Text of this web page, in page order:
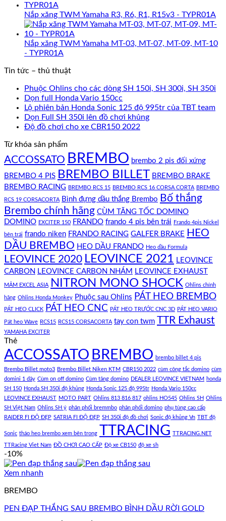
Nắp xăng TWM Yamaha R3, R6, R1, R15v3 - TYPR01A
Nắp xăng TWM Yamaha MT-03, MT-07, MT-09, MT-10
- TYPR01A
Tin tức – thủ thuật
Phuộc Ohlins cho các dòng SH 150i, SH 300i, SH 350i
Dọn full Honda Vario 150cc
Lộ phiên bản Honda Sonic 125 độ 995tr của TBT team
Dọn Full SH 350i lên đồ chơi khủng
Độ đồ chơi cho xe CBR150 2022
Từ khóa sản phẩm
ACCOSSATO BREMBO brembo 2 pis đối xứng
BREMBO 4 PIS BREMBO BILLET BREMBO BRAKE
BREMBO RACING BREMBO RCS 15 BREMBO RCS 16 CORSA CORTA BREMBO
RCS 19 CORSACORTA Bình đựng dầu thắng Brembo Bố thắng
Brembo chính hãng CÙM TĂNG TỐC DOMINO
DOMINO EXCITER 150 FRANDO frando 4 pis bên trái Frando 4pis Nickel
bên trái frando niken FRANDO RACING GALFER BRAKE HEO
DẦU BREMBO HEO DẦU FRANDO Heo dầu Formula
LEOVINCE 2020 LEOVINCE 2021 LEOVINCE
CARBON LEOVINCE CARBON NHÁM LEOVINCE EXHAUST
MÂM EXCEL ASIA NITRON MONO SHOCK Ohlins chính
hãng Ohlins Honda Monkey Phuộc sau Ohlins PÁT HEO BREMBO
PÁT HEO CLICK PÁT HEO CNC PÁT HEO TRƯỚC CNC 3D PÁT HEO VARIO
Pát heo Wave RCS15 RCS15 CORSACORTA tay con twm TTR Exhaust
YAMAHA EXCITER
Thẻ
ACCOSSATO BREMBO brembo billet 4 pis
Brembo Billet moto3 Brembo Billet Niken KTM CBR150 2022 cùm công tắc domino cùm
domini 1 dây Cùm on off domino Cùm tăng domino DEALER LEOVINCE VIETNAM honda
SH 150 Honda SH 350i độ khủng Honda Sonic 125 độ 995tr Honda Vario 150cc
LEOVINCE EXHAUST MOTO PART Ohlins 813 816 817 ohlins HO545 Ohlins SH Ohlins
SH Việt Nam Ohlins SH ý phân phối bremmbo phân phối domino phụ tùng cao cấp
RAIDER FI ĐỘ ĐẸP SATRIA FI ĐỘ ĐẸP SH 350i độ đồ chơi Sonic độ khủng Vn TBT độ
Sonic tháo heo brembo xem bên trong TTRACING TTRACING.NET
TTRacing Viet Nam ĐỒ CHƠI CAO CẤP Độ xe CB150 độ xe sh
-10%
Xem nhanh
BREMBO
PEN ĐẠP THẮNG SAU BREMBO BÌNH DẦU RỜI GOLD